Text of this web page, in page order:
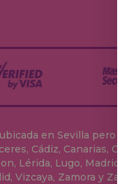
en Sevilla
Cádiz, Canarias,
Lérida, Lugo,
Vizcaya, Zamora y